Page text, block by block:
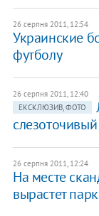
26 серпня 2011, 12:54
Украинские
футболу
26 серпня 2011, 12:40
ЕКСКЛЮЗИВ, ФОТО
слезоточивый
26 серпня 2011, 12:24
На месте
вырастет парк